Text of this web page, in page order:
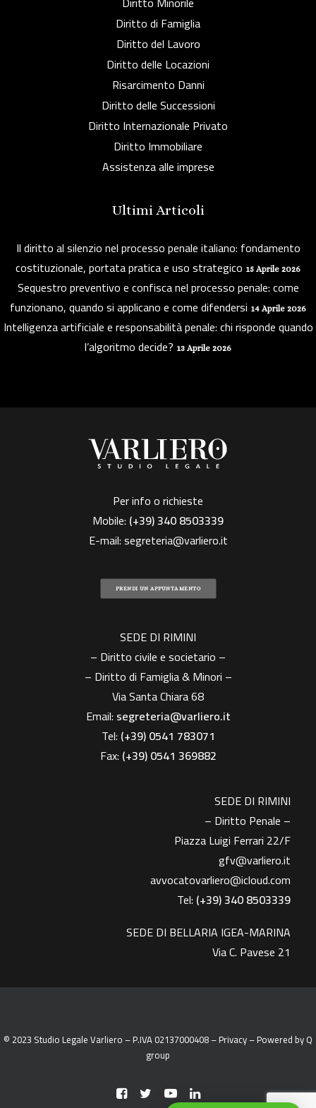
Diritto di Famiglia
Diritto del Lavoro
Diritto delle Locazioni
Risarcimento Danni
Diritto delle Successioni
Diritto Internazionale Privato
Diritto Immobiliare
Assistenza alle imprese
Ultimi Articoli
Il diritto al silenzio nel processo penale italiano: fondamento
costituzionale, portata pratica e uso strategico 15 Aprile 2026
Sequestro preventivo e confisca nel processo penale: come
funzionano, quando si applicano e come difendersi 14 Aprile 2026
Intelligenza artificiale e responsabilità penale: chi risponde quando
l’algoritmo decide? 13 Aprile 2026
Per info o richieste
Mobile: (+39)340 8503339
E-mail:segreteria@varliero.it
PRENDI UN APPUNTAMENTO
SEDE DI RIMINI
– Diritto civile e societario –
– Diritto di Famiglia & Minori –
Via Santa Chiara 68
Email: segreteria@varliero.it
Tel: (+39) 0541 783071
Fax: (+39)0541 369882
SEDE DI RIMINI
– Diritto Penale –
Piazza Luigi Ferrari 22/F
gfv@varliero.it
avvocatovarliero@icloud.com
Tel: (+39) 340 8503339
SEDE DI BELLARIA IGEA-MARINA
Via C. Pavese 21
© 2023 Studio Legale Varliero – P.IVA 02137000408 –Privacy– Powered byQ
group